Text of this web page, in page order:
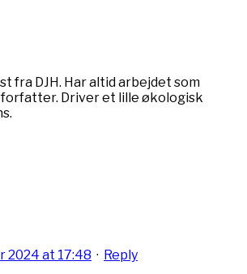
fra DJH. Har altid arbejdet som
Driver et lille økologisk
2024 at 17:48 · Reply